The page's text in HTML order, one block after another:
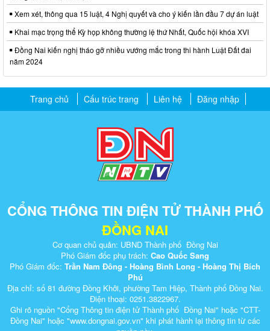
Xem xét, thông qua 15 luật, 4 Nghị quyết và cho ý kiến lần đầu 7 dự án luật
Khai mạc trọng thể Kỳ họp không thường lệ thứ Nhất, Quốc hội khóa XVI
Đồng Nai kiến nghị tháo gỡ nhiều vướng mắc trong thi hành Luật Đất đai
năm 2024
Trang chủ Cấu trúc trang Liên hệ Đăng nhập
CỔNG THÔNG TIN ĐIỆN TỬ THÀNH PHỐ
ĐỒNG NAI
Cơ quan chủ quản: UBND Thành phố Đồng Nai
Phó Giám đốc phụ trách: Cao Quốc Sang
Phó Giám đốc: Trần Nam Đông - Hoàng Bình Long - Hoàng Thị Bích
Phú
Địa chỉ: số 81 đường Đồng Khởi, phường Tam Hiệp, Thành phố Đồng Nai.
Điện thoại: 0251.3822967.
Ghi rõ nguồn "Cổng Thông tin điện tử Thành phố Đồng Nai" hoặc "CTT-
Đồng Nai" hoặc "www.dongnai.g​ov.vn" khi ​phát hành lại thông tin từ các